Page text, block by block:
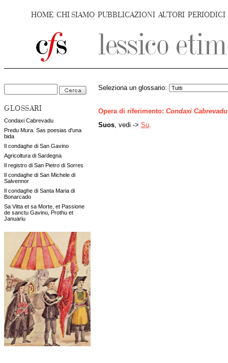
HOME CHI SIAMO PUBBLICAZIONI AUTORI PERIODICI
GLOSSARI
Condaxi Cabrevadu
Predu Mura. Sas poesias d'una
bida
Il condaghe di San Gavino
Agricoltura di Sardegna
Il registro di San Pietro di Sorres
Il condaghe di San Michele di
Salvennor
Il condaghe di Santa Maria di
Bonarcado
Sa Vitta et sa Morte, et Passione
de sanctu Gavinu, Prothu et
Januariu
Seleziona un glossario:
Opera di riferimento: Condaxi Cabrevadu
Suos , vedi -> Su